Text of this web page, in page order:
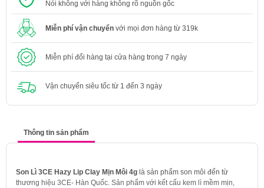
Nói không với hàng không rõ nguồn gốc
Miễn phí vận chuyển với mọi đơn hàng từ 319k
Miễn phí đổi hàng tại cửa hàng trong 7 ngày
Vận chuyển siêu tốc từ 1 đến 3 ngày
Thông tin sản phẩm
Son Lì 3CE Hazy Lip Clay Mịn Môi 4g là sản phẩm son môi đến từ
thương hiệu 3CE- Hàn Quốc. Sản phẩm với kết cấu kem lì mềm mịn,